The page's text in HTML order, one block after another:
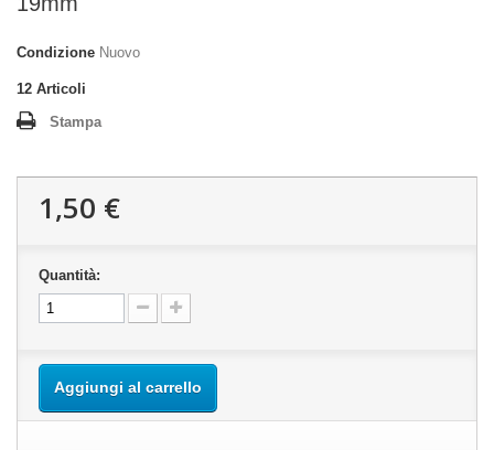
Condizione Nuovo
12 Articoli
Stampa
1,50 €
Quantità:
Aggiungi al carrello